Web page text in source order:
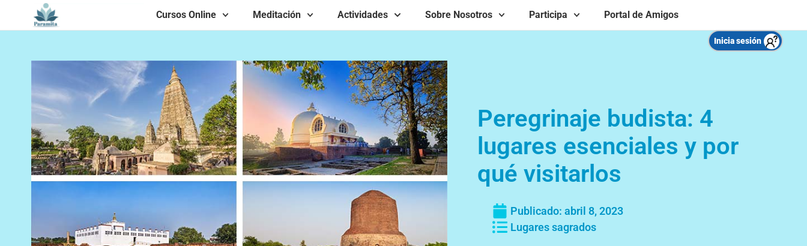
Inicia sesión
Cursos Online Meditación Actividades Sobre Nosotros Participa Portal de Amigos
Peregrinaje budista: 4
lugares esenciales y por
qué visitarlos
Publicado: abril 8, 2023
Lugares sagrados